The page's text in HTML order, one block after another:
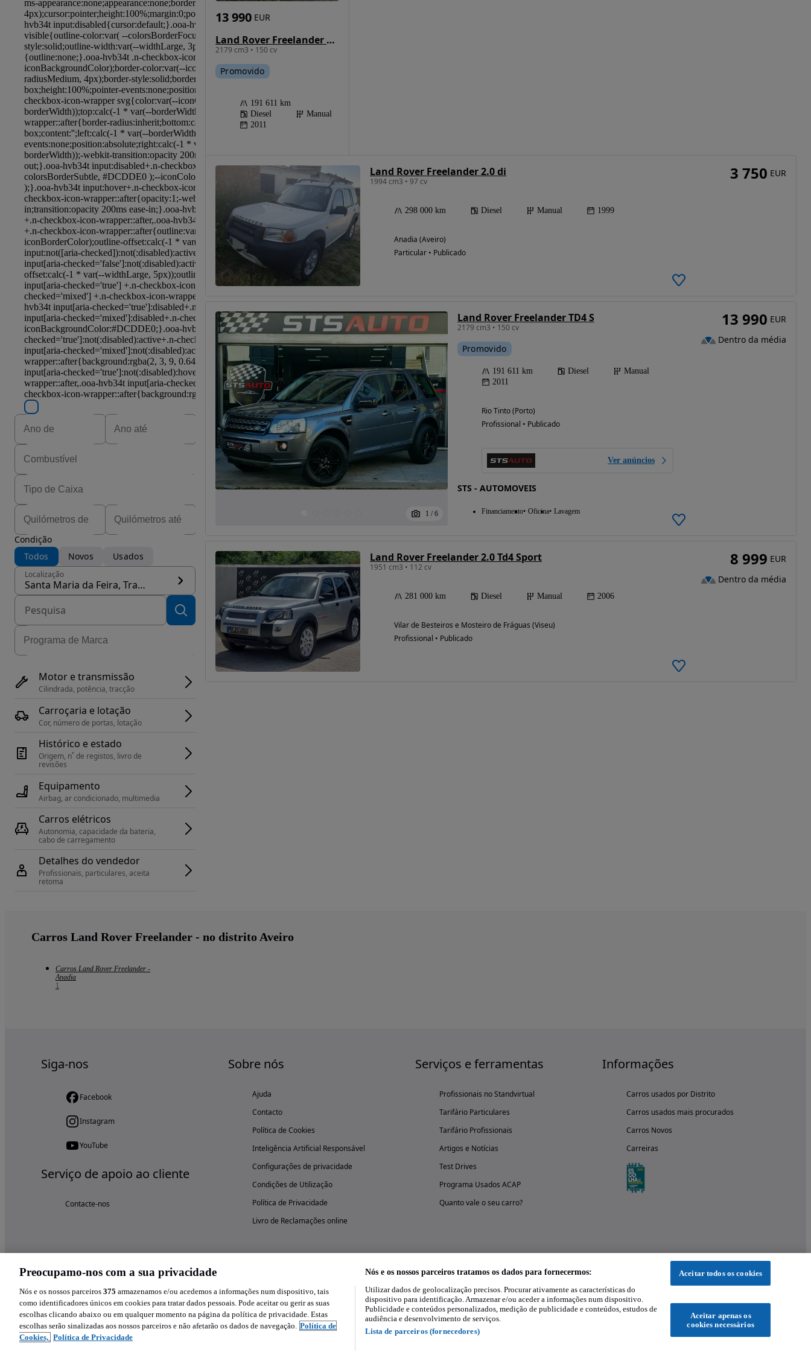
Possibilidade de
financiamento
Condição
Todos
Novos Usados
Localização
Santa Maria da Feira, Travanca, Sanfins e Espargo, concelho Santa Maria da Feira
Motor e transmissão
Cilindrada, potência, tracção
Carroçaria e lotação
Cor, número de portas, lotação
Histórico e estado
Origem, n˚ de registos, livro de
revisões
Equipamento
Airbag, ar condicionado, multimedia
Carros elétricos
Autonomia, capacidade da bateria,
cabo de carregamento
Detalhes do vendedor
Profissionais, particulares, aceita
retoma
Land Rover Freelander TD4 S
2179 cm3 • 150 cv
13 990 EUR
Promovido
191 611 km
Diesel
Manual
2011
Land Rover Freelander 2.0 di
1994 cm3 • 97 cv
298 000 km Diesel Manual 1999
Anadia (Aveiro)
Particular • Publicado
3 750 EUR
1 / 6
Land Rover Freelander TD4 S
2179 cm3 • 150 cv
Promovido
191 611 km Diesel
Manual
2011
Rio Tinto (Porto)
Profissional • Publicado
Ver anúncios
STS - AUTOMOVEIS
Financiamento Oficina Lavagem
13 990 EUR
Dentro da média
Land Rover Freelander 2.0 Td4 Sport
1951 cm3 • 112 cv
281 000 km Diesel Manual 2006
Vilar de Besteiros e Mosteiro de Fráguas (Viseu)
Profissional • Publicado
8 999 EUR
Dentro da média
Carros Land Rover Freelander - no distrito Aveiro
Carros Land Rover Freelander -
Anadia
1
Siga-nos
Facebook
Instagram
YouTube
Serviço de apoio ao cliente
Contacte-nos
Sobre nós
Ajuda
Contacto
Política de Cookies
Inteligência Artificial Responsável
Configurações de privacidade
Condições de Utilização
Política de Privacidade
Livro de Reclamações online
Serviços e ferramentas
Profissionais no Standvirtual
Tarifário Particulares
Tarifário Profissionais
Artigos e Notícias
Test Drives
Programa Usados ACAP
Quanto vale o seu carro?
Informações
Carros usados por Distrito
Carros usados mais procurados
Carros Novos
Carreiras
Experimenta a aplicação
Preocupamo-nos com a sua privacidade
Nós e os nossos parceiros 375 armazenamos e/ou acedemos a informações num dispositivo, tais
como identificadores únicos em cookies para tratar dados pessoais. Pode aceitar ou gerir as suas
escolhas clicando abaixo ou em qualquer momento na página da política de privacidade. Estas
escolhas serão sinalizadas aos nossos parceiros e não afetarão os dados de navegação. Política de
Cookies, Política de Privacidade
Nós e os nossos parceiros tratamos os dados para fornecermos:
Utilizar dados de geolocalização precisos. Procurar ativamente as características do
dispositivo para identificação. Armazenar e/ou aceder a informações num dispositivo.
Publicidade e conteúdos personalizados, medição de publicidade e conteúdos, estudos de
audiência e desenvolvimento de serviços.
Lista de parceiros (fornecedores)
Aceitar todos os cookies
Aceitar apenas os
cookies necessários